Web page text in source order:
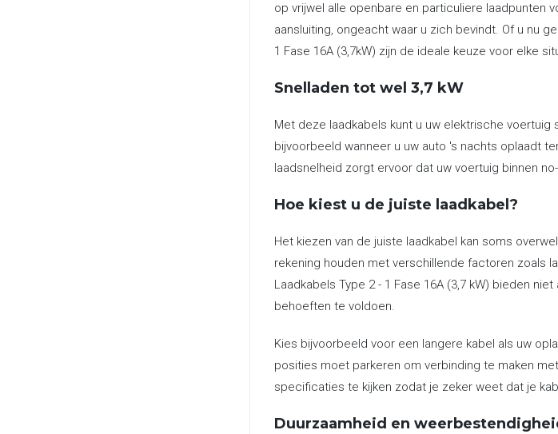
op vrijwel alle openbare en particuliere laadpunten
aansluiting, ongeacht waar u zich bevindt. Of u nu
1 Fase 16A (3,7kW) zijn de ideale keuze voor elke
Snelladen tot wel 3,7 kW
Met deze laadkabels kunt u uw elektrische
bijvoorbeeld wanneer u uw auto 's nachts oplaadt
laadsnelheid zorgt ervoor dat uw voertuig binnen
Hoe kiest u de juiste laadkabel?
Het kiezen van de juiste laadkabel kan soms
rekening houden met verschillende factoren zoals
Laadkabels Type 2 - 1 Fase 16A (3,7 kW) bieden
behoeften te voldoen.
Kies bijvoorbeeld voor een langere kabel als uw
posities moet parkeren om verbinding te maken
specificaties te kijken zodat je zeker weet dat je
Duurzaamheid en